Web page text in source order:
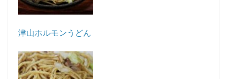
津山ホルモンうどん